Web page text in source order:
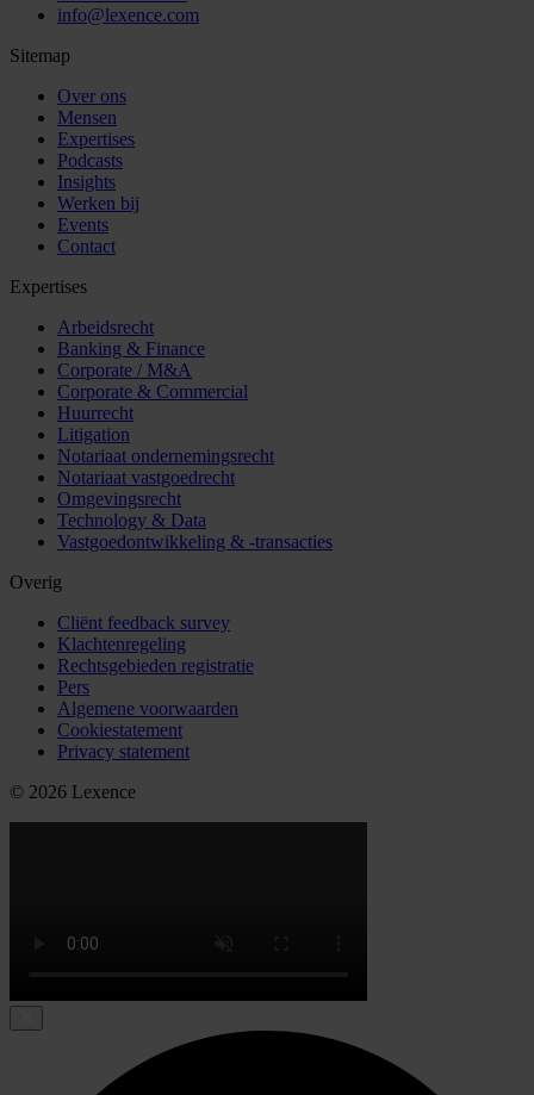
info@lexence.com
Sitemap
Over ons
Mensen
Expertises
Podcasts
Insights
Werken bij
Events
Contact
Expertises
Arbeidsrecht
Banking & Finance
Corporate / M&A
Corporate & Commercial
Huurrecht
Litigation
Notariaat ondernemingsrecht
Notariaat vastgoedrecht
Omgevingsrecht
Technology & Data
Vastgoedontwikkeling & -transacties
Overig
Cliënt feedback survey
Klachtenregeling
Rechtsgebieden registratie
Pers
Algemene voorwaarden
Cookiestatement
Privacy statement
© 2026 Lexence